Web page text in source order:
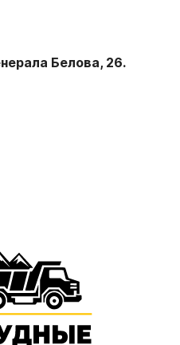
Белова, 26.